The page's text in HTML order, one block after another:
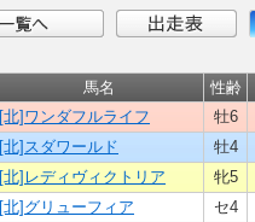
馬名 性齢
[北]ワンダフルライフ 牡6
[北]スダワールド 牡4
[北]レディヴィクトリア 牝5
[北]グリューフィア セ4